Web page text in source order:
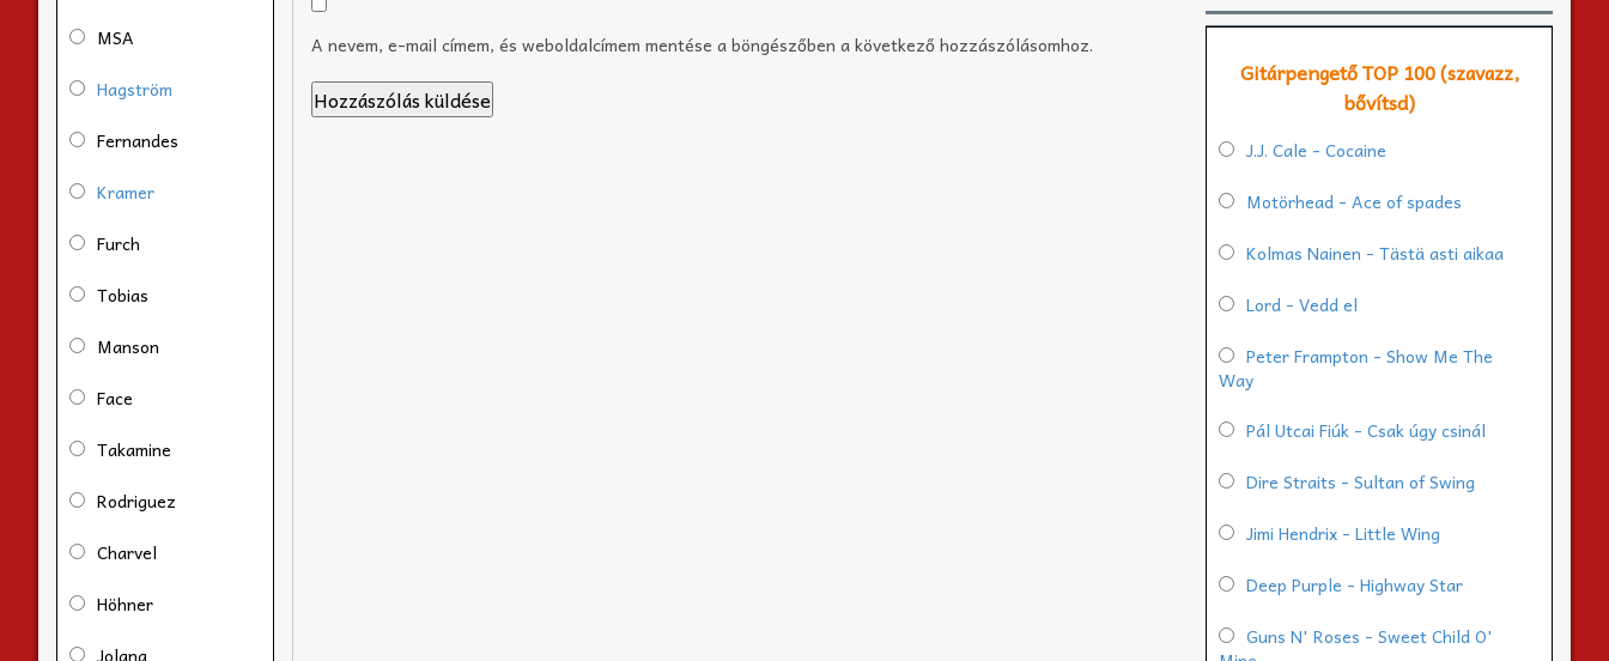
A nevem, e-mail címem, és weboldalcímem mentése a böngészőben a következő hozzászólásomhoz.
MSA
Hagström
Fernandes
Kramer
Furch
Tobias
Manson
Face
Takamine
Rodriguez
Charvel
Höhner
Jolana
Gitárpengető TOP 100 (szavazz,
bővítsd)
J.J. Cale - Cocaine
Motörhead - Ace of spades
Kolmas Nainen - Tästä asti aikaa
Lord - Vedd el
Peter Frampton - Show Me The
Way
Pál Utcai Fiúk - Csak úgy csinál
Dire Straits - Sultan of Swing
Jimi Hendrix - Little Wing
Deep Purple - Highway Star
Guns N' Roses - Sweet Child O'